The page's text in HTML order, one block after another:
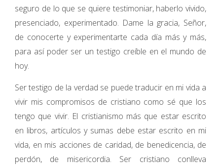
seguro de lo que se quiere testimoniar, haberlo vivido,
presenciado, experimentado. Dame la gracia, Señor,
de conocerte y experimentarte cada día más y más,
para así poder ser un testigo creíble en el mundo de
hoy.
Ser testigo de la verdad se puede traducir en mi vida a
vivir mis compromisos de cristiano como sé que los
tengo que vivir. El cristianismo más que estar escrito
en libros, artículos y sumas debe estar escrito en mi
vida, en mis acciones de caridad, de benedicencia, de
perdón, de misericordia. Ser cristiano conlleva